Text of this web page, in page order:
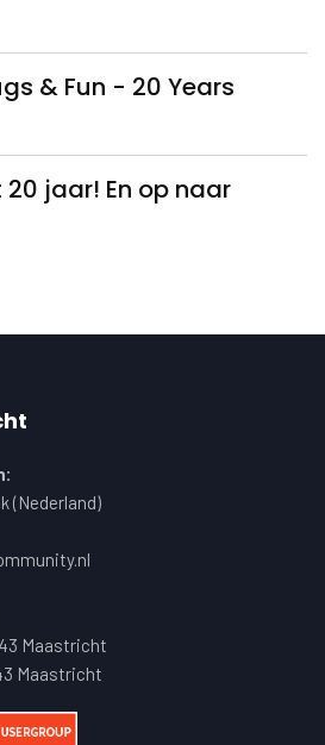
& Fun - 20 Years
jaar! En op naar
(Nederland)
Maastricht
Maastricht